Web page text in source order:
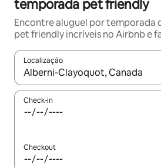
temporada pet friendly
Encontre aluguel por temporada
pet friendly incríveis no Airbnb e
Localização
Quando os resultados estiverem
Check-in
Checkout